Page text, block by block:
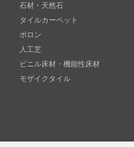
石材・天然石
タイルカーペット
ボロン
人工芝
ビニル床材・機能性床材
モザイクタイル